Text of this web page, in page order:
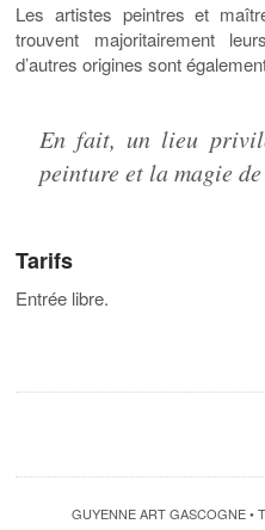
Les artistes peintres et
trouvent majoritairement
d’autres origines sont
En fait, un lieu
peinture et la magie
Tarifs
Entrée libre.
GUYENNE ART GASCOGNE •